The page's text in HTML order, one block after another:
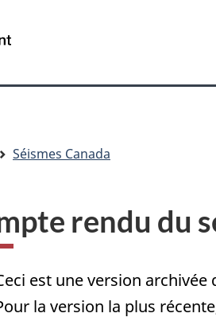
Séismes Canada
rendu du
est une version
la version la plus